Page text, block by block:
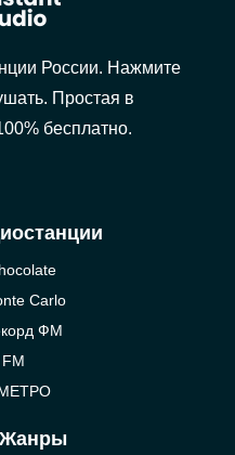
России. Нажмите
Простая в
бесплатно.
Carlo
ФМ
Жанры